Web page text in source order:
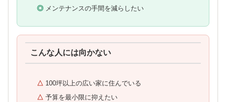
メンテナンスの手間を減らしたい
こんな人には向かない
100坪以上の広い家に住んでいる
予算を最小限に抑えたい